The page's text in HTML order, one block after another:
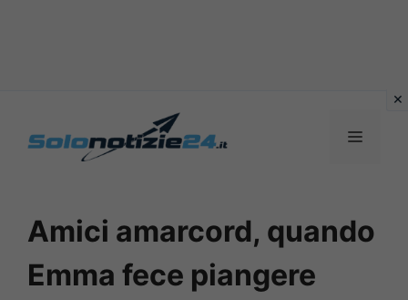
MENU
Amici amarcord, quando
Emma fece piangere